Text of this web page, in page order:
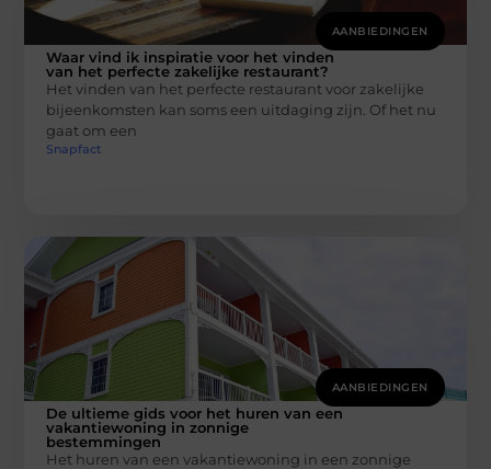
AANBIEDINGEN
Waar vind ik inspiratie voor het vinden
van het perfecte zakelijke restaurant?
Het vinden van het perfecte restaurant voor zakelijke
bijeenkomsten kan soms een uitdaging zijn. Of het nu
gaat om een
Snapfact
AANBIEDINGEN
De ultieme gids voor het huren van een
vakantiewoning in zonnige
bestemmingen
Het huren van een vakantiewoning in een zonnige